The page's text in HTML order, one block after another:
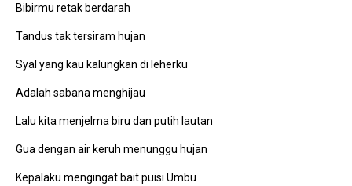
Bibirmu retak berdarah
Tandus tak tersiram hujan
Syal yang kau kalungkan di leherku
Adalah sabana menghijau
Lalu kita menjelma biru dan putih lautan
Gua dengan air keruh menunggu hujan
Kepalaku mengingat bait puisi Umbu